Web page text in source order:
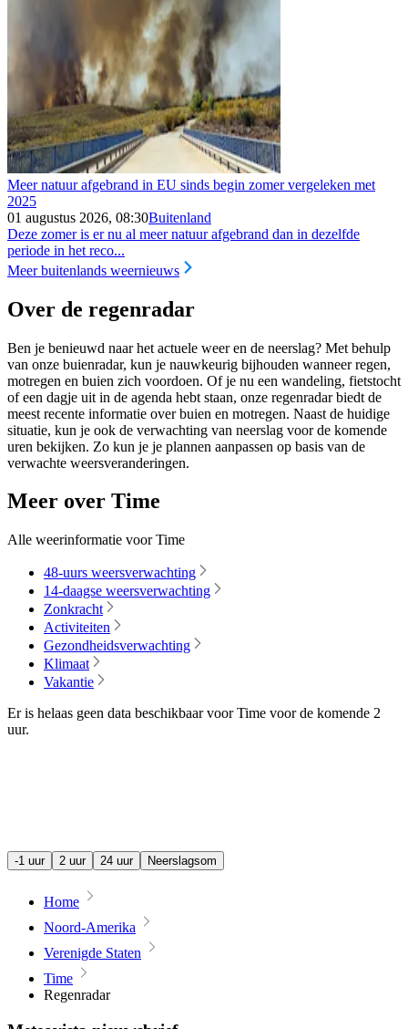
Meer natuur afgebrand in EU sinds begin zomer vergeleken met
2025
01 augustus 2026, 08:30Buitenland
Deze zomer is er nu al meer natuur afgebrand dan in dezelfde
periode in het reco...
Meer buitenlands weernieuws
Over de regenradar
Ben je benieuwd naar het actuele weer en de neerslag? Met behulp
van onze buienradar, kun je nauwkeurig bijhouden wanneer regen,
motregen en buien zich voordoen. Of je nu een wandeling, fietstocht
of een dagje uit in de agenda hebt staan, onze regenradar biedt de
meest recente informatie over buien en motregen. Naast de huidige
situatie, kun je ook de verwachting van neerslag voor de komende
uren bekijken. Zo kun je je plannen aanpassen op basis van de
verwachte weersveranderingen.
Meer over Time
Alle weerinformatie voor Time
48-uurs weersverwachting
14-daagse weersverwachting
Zonkracht
Activiteiten
Gezondheidsverwachting
Klimaat
Vakantie
Er is helaas geen data beschikbaar voor Time voor de komende 2
uur.
-1 uur 2 uur 24 uur Neerslagsom
Home
Noord-Amerika
Verenigde Staten
Time
Regenradar